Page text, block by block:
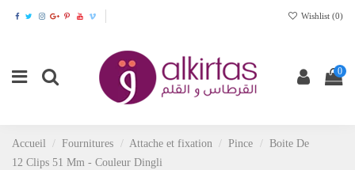
Wishlist (0)
0
Accueil Fournitures Attache et fixation Pince
Boite De
12 Clips 51 Mm - Couleur Dingli